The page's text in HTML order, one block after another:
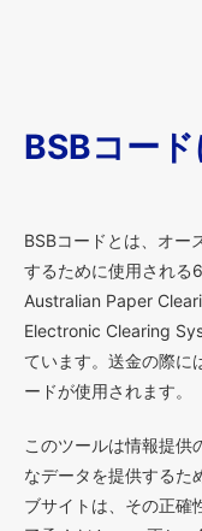
BSBコー
BSBコードとは、オー
するために使用される
Australian Paper
Electronic Clearing
ています。送金の際に
ードが使用されます。
このツールは情報提供
なデータを提供するた
ブサイトは、その正確